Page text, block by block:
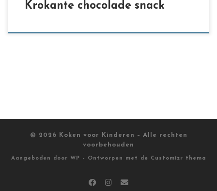
Krokante chocolade snack
© 2026 Koken voor Kinderen
– Alle rechten
voorbehouden
Aangeboden door WP – Ontworpen met de Customizr thema